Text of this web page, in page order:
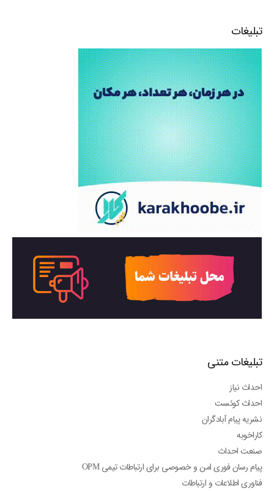
تبلیغات
تبلیغات متنی
احداث نیاز
احداث کوئست
نشریه پیام آبادگران
کاراخوبه
صنعت احداث
پیام رسان فوری امن و خصوصی برای ارتباطات تیمی OPM
فناوری اطلاعات و ارتباطات